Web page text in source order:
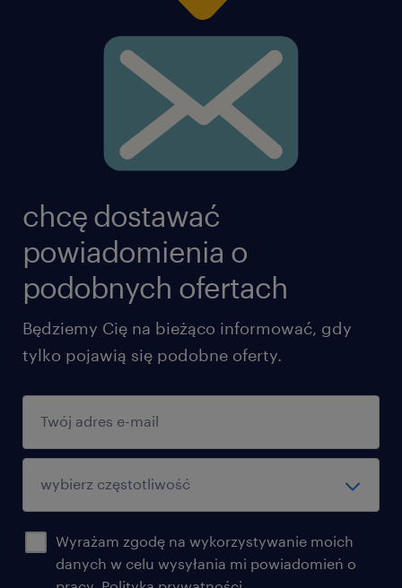
chcę dostawać
powiadomienia o
podobnych ofertach
Będziemy Cię na bieżąco informować, gdy
tylko pojawią się podobne oferty.
Wyrażam zgodę na wykorzystywanie moich
danych w celu wysyłania mi powiadomień o